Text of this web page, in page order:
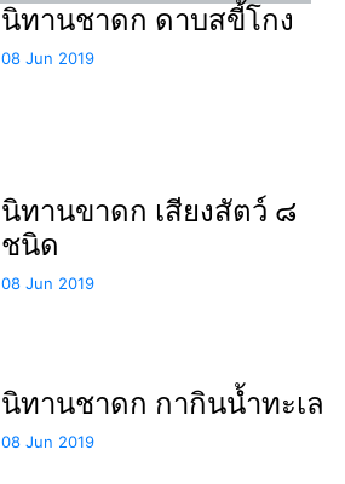
นิทานชาดก ดาบสขี้โกง
08 Jun 2019
นิทานขาดก เสียงสัตว์ ๘
ชนิด
08 Jun 2019
นิทานชาดก กากินน้ำทะเล
08 Jun 2019